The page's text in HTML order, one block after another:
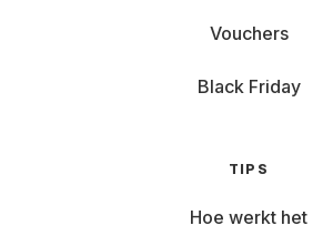
Vouchers
Black Friday
TIPS
Hoe werkt het